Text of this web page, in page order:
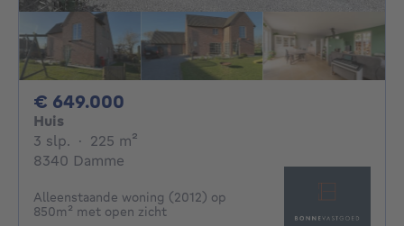
€ 649.000
Huis
3 slp. 3 slaapkamers
· 225 m²
8340 Damme
Alleenstaande woning (2012) op
850m² met open zicht